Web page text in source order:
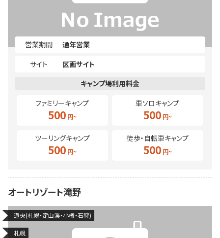
営業期間
通年営業
サイト
区画サイト
ファミリーキャンプ
500
車ソロキャンプ
500
ツーリングキャンプ
500
徒歩・自転車キャンプ
500
オートリゾート滝野
道央(札幌・定山渓・小樽・石狩)
札幌